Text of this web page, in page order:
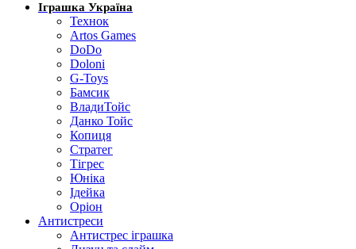
Іграшка Україна
Технок
Artos Games
DoDo
Doloni
G-Toys
Бамсик
ВладиТойс
Данко Тойс
Копиця
Стратег
Тігрес
Юніка
Ідейка
Оріон
Антистреси
Антистрес іграшка